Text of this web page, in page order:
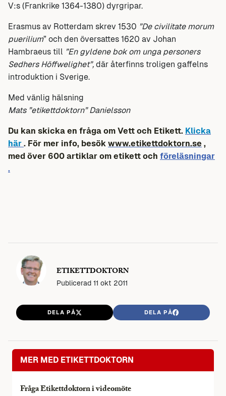
V:s (Frankrike 1364-1380) dyrgripar.
Erasmus av Rotterdam skrev 1530 ”De civilitate morum
puerilium” och den översattes 1620 av Johan
Hambraeus till ”En gyldene bok om unga personers
Sedhers Höffwelighet”, där återfinns troligen gaffelns
introduktion i Sverige.
Med vänlig hälsning
Mats ”etikettdoktorn” Danielsson
Du kan skicka en fråga om Vett och Etikett. Klicka
här . För mer info, besök www.etikettdoktorn.se ,
med över 600 artiklar om etikett och föreläsningar
.
ETIKETTDOKTORN
Publicerad 11 okt 2011
DELA PÅ DELA PÅ
MER MED ETIKETTDOKTORN
Fråga Etikettdoktorn i videomöte